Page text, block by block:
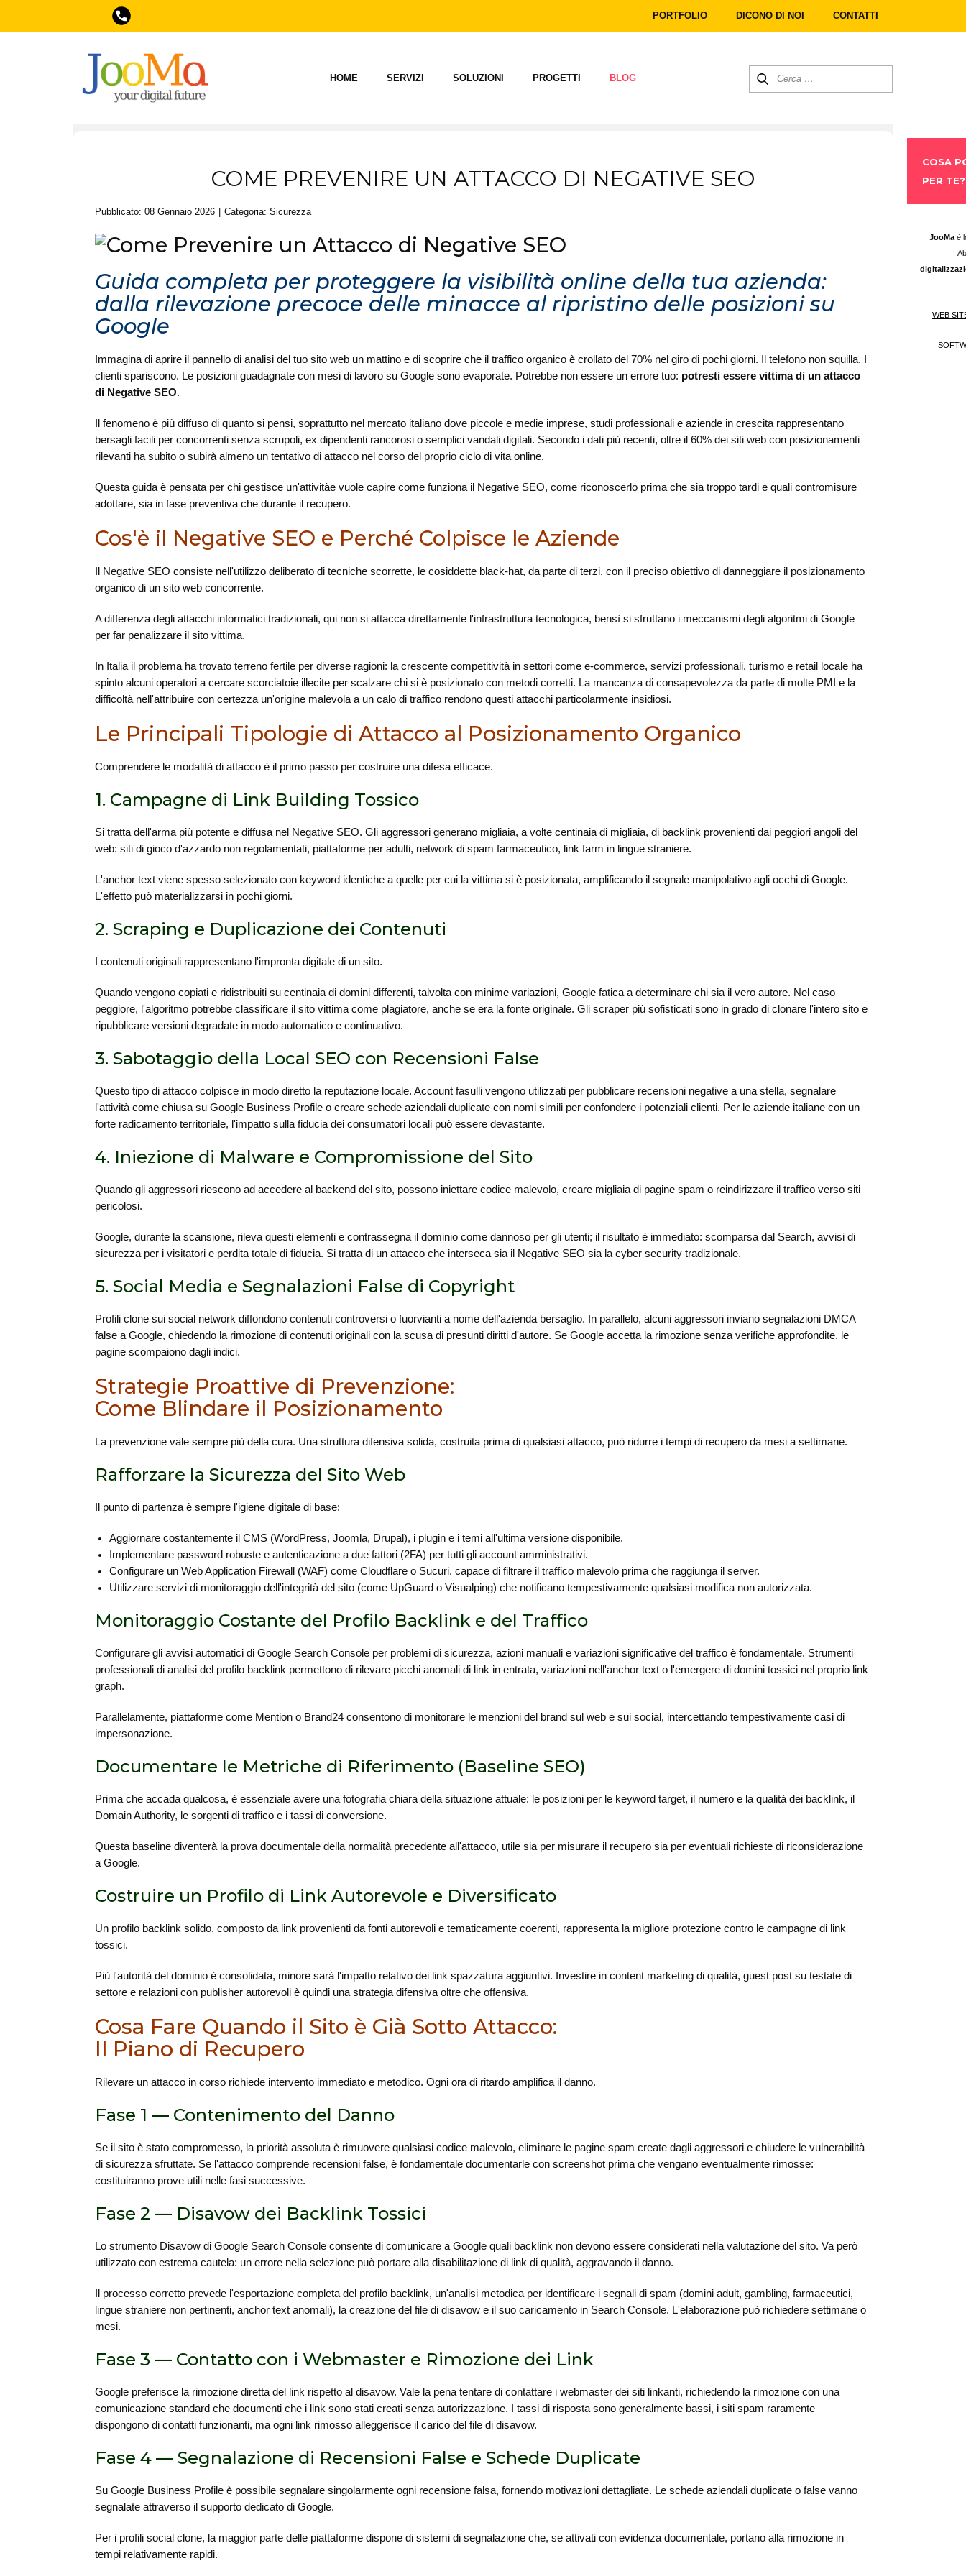
PORTFOLIO DICONO DI NOI CONTATTI
HOME SERVIZI SOLUZIONI PROGETTI BLOG
COME PREVENIRE UN ATTACCO DI NEGATIVE SEO
Pubblicato: 08 Gennaio 2026 Categoria: Sicurezza
Guida completa per proteggere la visibilità online della tua azienda:
dalla rilevazione precoce delle minacce al ripristino delle posizioni su
Google
Immagina di aprire il pannello di analisi del tuo sito web un mattino e di scoprire che il traffico organico è crollato del 70% nel giro di pochi giorni. Il telefono non squilla. I
clienti spariscono. Le posizioni guadagnate con mesi di lavoro su Google sono evaporate. Potrebbe non essere un errore tuo: potresti essere vittima di un attacco
di Negative SEO.
Il fenomeno è più diffuso di quanto si pensi, soprattutto nel mercato italiano dove piccole e medie imprese, studi professionali e aziende in crescita rappresentano
bersagli facili per concorrenti senza scrupoli, ex dipendenti rancorosi o semplici vandali digitali. Secondo i dati più recenti, oltre il 60% dei siti web con posizionamenti
rilevanti ha subito o subirà almeno un tentativo di attacco nel corso del proprio ciclo di vita online.
Questa guida è pensata per chi gestisce un'attivitàe vuole capire come funziona il Negative SEO, come riconoscerlo prima che sia troppo tardi e quali contromisure
adottare, sia in fase preventiva che durante il recupero.
Cos'è il Negative SEO e Perché Colpisce le Aziende
Il Negative SEO consiste nell'utilizzo deliberato di tecniche scorrette, le cosiddette black-hat, da parte di terzi, con il preciso obiettivo di danneggiare il posizionamento
organico di un sito web concorrente.
A differenza degli attacchi informatici tradizionali, qui non si attacca direttamente l'infrastruttura tecnologica, bensì si sfruttano i meccanismi degli algoritmi di Google
per far penalizzare il sito vittima.
In Italia il problema ha trovato terreno fertile per diverse ragioni: la crescente competitività in settori come e-commerce, servizi professionali, turismo e retail locale ha
spinto alcuni operatori a cercare scorciatoie illecite per scalzare chi si è posizionato con metodi corretti. La mancanza di consapevolezza da parte di molte PMI e la
difficoltà nell'attribuire con certezza un'origine malevola a un calo di traffico rendono questi attacchi particolarmente insidiosi.
Le Principali Tipologie di Attacco al Posizionamento Organico
Comprendere le modalità di attacco è il primo passo per costruire una difesa efficace.
1. Campagne di Link Building Tossico
Si tratta dell'arma più potente e diffusa nel Negative SEO. Gli aggressori generano migliaia, a volte centinaia di migliaia, di backlink provenienti dai peggiori angoli del
web: siti di gioco d'azzardo non regolamentati, piattaforme per adulti, network di spam farmaceutico, link farm in lingue straniere.
L'anchor text viene spesso selezionato con keyword identiche a quelle per cui la vittima si è posizionata, amplificando il segnale manipolativo agli occhi di Google.
L'effetto può materializzarsi in pochi giorni.
2. Scraping e Duplicazione dei Contenuti
I contenuti originali rappresentano l'impronta digitale di un sito.
Quando vengono copiati e ridistribuiti su centinaia di domini differenti, talvolta con minime variazioni, Google fatica a determinare chi sia il vero autore. Nel caso
peggiore, l'algoritmo potrebbe classificare il sito vittima come plagiatore, anche se era la fonte originale. Gli scraper più sofisticati sono in grado di clonare l'intero sito e
ripubblicare versioni degradate in modo automatico e continuativo.
3. Sabotaggio della Local SEO con Recensioni False
Questo tipo di attacco colpisce in modo diretto la reputazione locale. Account fasulli vengono utilizzati per pubblicare recensioni negative a una stella, segnalare
l'attività come chiusa su Google Business Profile o creare schede aziendali duplicate con nomi simili per confondere i potenziali clienti. Per le aziende italiane con un
forte radicamento territoriale, l'impatto sulla fiducia dei consumatori locali può essere devastante.
4. Iniezione di Malware e Compromissione del Sito
Quando gli aggressori riescono ad accedere al backend del sito, possono iniettare codice malevolo, creare migliaia di pagine spam o reindirizzare il traffico verso siti
pericolosi.
Google, durante la scansione, rileva questi elementi e contrassegna il dominio come dannoso per gli utenti; il risultato è immediato: scomparsa dal Search, avvisi di
sicurezza per i visitatori e perdita totale di fiducia. Si tratta di un attacco che interseca sia il Negative SEO sia la cyber security tradizionale.
5. Social Media e Segnalazioni False di Copyright
Profili clone sui social network diffondono contenuti controversi o fuorvianti a nome dell'azienda bersaglio. In parallelo, alcuni aggressori inviano segnalazioni DMCA
false a Google, chiedendo la rimozione di contenuti originali con la scusa di presunti diritti d'autore. Se Google accetta la rimozione senza verifiche approfondite, le
pagine scompaiono dagli indici.
Strategie Proattive di Prevenzione:
Come Blindare il Posizionamento
La prevenzione vale sempre più della cura. Una struttura difensiva solida, costruita prima di qualsiasi attacco, può ridurre i tempi di recupero da mesi a settimane.
Rafforzare la Sicurezza del Sito Web
Il punto di partenza è sempre l'igiene digitale di base:
Aggiornare costantemente il CMS (WordPress, Joomla, Drupal), i plugin e i temi all'ultima versione disponibile.
Implementare password robuste e autenticazione a due fattori (2FA) per tutti gli account amministrativi.
Configurare un Web Application Firewall (WAF) come Cloudflare o Sucuri, capace di filtrare il traffico malevolo prima che raggiunga il server.
Utilizzare servizi di monitoraggio dell'integrità del sito (come UpGuard o Visualping) che notificano tempestivamente qualsiasi modifica non autorizzata.
Monitoraggio Costante del Profilo Backlink e del Traffico
Configurare gli avvisi automatici di Google Search Console per problemi di sicurezza, azioni manuali e variazioni significative del traffico è fondamentale. Strumenti
professionali di analisi del profilo backlink permettono di rilevare picchi anomali di link in entrata, variazioni nell'anchor text o l'emergere di domini tossici nel proprio link
graph.
Parallelamente, piattaforme come Mention o Brand24 consentono di monitorare le menzioni del brand sul web e sui social, intercettando tempestivamente casi di
impersonazione.
Documentare le Metriche di Riferimento (Baseline SEO)
Prima che accada qualcosa, è essenziale avere una fotografia chiara della situazione attuale: le posizioni per le keyword target, il numero e la qualità dei backlink, il
Domain Authority, le sorgenti di traffico e i tassi di conversione.
Questa baseline diventerà la prova documentale della normalità precedente all'attacco, utile sia per misurare il recupero sia per eventuali richieste di riconsiderazione
a Google.
Costruire un Profilo di Link Autorevole e Diversificato
Un profilo backlink solido, composto da link provenienti da fonti autorevoli e tematicamente coerenti, rappresenta la migliore protezione contro le campagne di link
tossici.
Più l'autorità del dominio è consolidata, minore sarà l'impatto relativo dei link spazzatura aggiuntivi. Investire in content marketing di qualità, guest post su testate di
settore e relazioni con publisher autorevoli è quindi una strategia difensiva oltre che offensiva.
Cosa Fare Quando il Sito è Già Sotto Attacco:
Il Piano di Recupero
Rilevare un attacco in corso richiede intervento immediato e metodico. Ogni ora di ritardo amplifica il danno.
Fase 1 — Contenimento del Danno
Se il sito è stato compromesso, la priorità assoluta è rimuovere qualsiasi codice malevolo, eliminare le pagine spam create dagli aggressori e chiudere le vulnerabilità
di sicurezza sfruttate. Se l'attacco comprende recensioni false, è fondamentale documentarle con screenshot prima che vengano eventualmente rimosse:
costituiranno prove utili nelle fasi successive.
Fase 2 — Disavow dei Backlink Tossici
Lo strumento Disavow di Google Search Console consente di comunicare a Google quali backlink non devono essere considerati nella valutazione del sito. Va però
utilizzato con estrema cautela: un errore nella selezione può portare alla disabilitazione di link di qualità, aggravando il danno.
Il processo corretto prevede l'esportazione completa del profilo backlink, un'analisi metodica per identificare i segnali di spam (domini adult, gambling, farmaceutici,
lingue straniere non pertinenti, anchor text anomali), la creazione del file di disavow e il suo caricamento in Search Console. L'elaborazione può richiedere settimane o
mesi.
Fase 3 — Contatto con i Webmaster e Rimozione dei Link
Google preferisce la rimozione diretta del link rispetto al disavow. Vale la pena tentare di contattare i webmaster dei siti linkanti, richiedendo la rimozione con una
comunicazione standard che documenti che i link sono stati creati senza autorizzazione. I tassi di risposta sono generalmente bassi, i siti spam raramente
dispongono di contatti funzionanti, ma ogni link rimosso alleggerisce il carico del file di disavow.
Fase 4 — Segnalazione di Recensioni False e Schede Duplicate
Su Google Business Profile è possibile segnalare singolarmente ogni recensione falsa, fornendo motivazioni dettagliate. Le schede aziendali duplicate o false vanno
segnalate attraverso il supporto dedicato di Google.
Per i profili social clone, la maggior parte delle piattaforme dispone di sistemi di segnalazione che, se attivati con evidenza documentale, portano alla rimozione in
tempi relativamente rapidi.
COSA
PER TE?
​JooMa è
WEB